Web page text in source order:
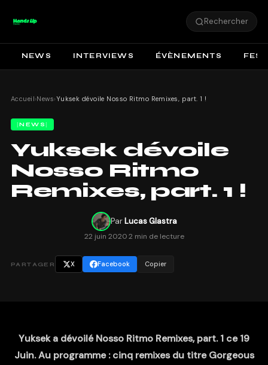
Rechercher
NEWS INTERVIEWS ÉVÈNEMENTS
Accueil›News›Yuksek dévoile Nosso Ritmo Remixes, part. 1 !
NEWS
Yuksek dévoile
Nosso Ritmo
Remixes, part. 1 !
ParLucas Glastra
22 juin 20202 min de lecture
PARTAGER X Facebook Copier
Yuksek a dévoilé Nosso Ritmo Remixes, part. 1 ce 19
Juin. Au programme : cinq remixes du titre Gorgeous